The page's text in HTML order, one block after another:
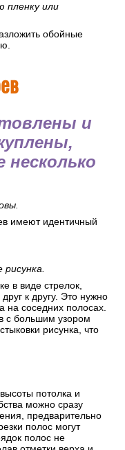
пленку или
обойные
и
имеют идентичный
в виде стрелок,
к другу. Это нужно
на соседних полосах.
с большим узором
рисунка, что
потолка и
можно сразу
предварительно
полос могут
полос не